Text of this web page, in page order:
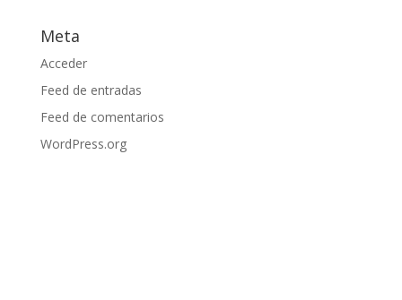
Meta
Acceder
Feed de entradas
Feed de comentarios
WordPress.org